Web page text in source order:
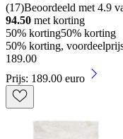
(17)Beoordeeld met 4.9
94.50 met korting
50% korting50% korting
50% korting,
189.00
Prijs: 189.00 euro